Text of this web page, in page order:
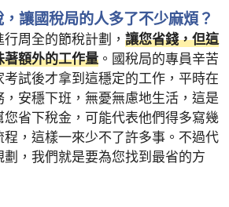
讓國稅局的人多了不少麻煩？
周全的節稅計劃， 讓您省錢，但這
著額外的工作量 。國稅局的專員辛苦
試後才拿到這穩定的工作，平時在
安穩下班，無憂無慮地生活，這是
省下稅金，可能代表他們得多寫幾
，這樣一來少不了許多事。不過代
，我們就是要為您找到最省的方